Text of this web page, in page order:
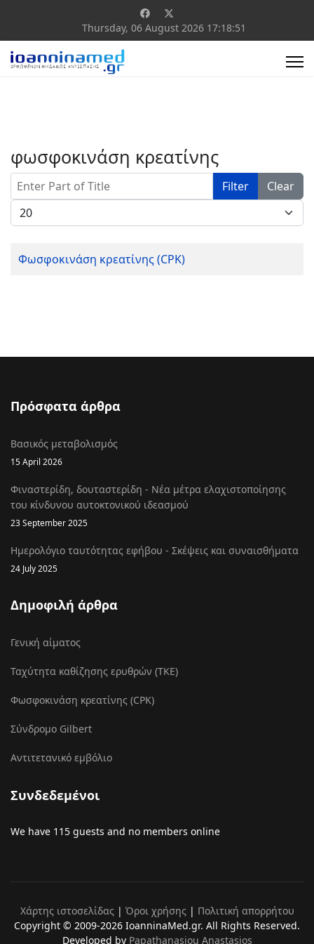
Thursday, 06 August 2026 17:18:51
φωσφοκινάση κρεατίνης
Enter Part of Title Filter
Clear
Display #
Φωσφοκινάση κρεατίνης (CPK)
Πρόσφατα άρθρα
Βασικός μεταβολισμός
15 April 2026
Φιναστερίδη, δουταστερίδη - Νέα μέτρα ελαχιστοποίησης
του κίνδυνου αυτοκτονικού ιδεασμού
23 September 2025
Ημερολόγιο ταυτότητας εφήβου - Σκέψεις και συναισθήματα
24 July 2025
Δημοφιλή άρθρα
Γενική αίματος
Ταχύτητα καθίζησης ερυθρών (ΤΚΕ)
Φωσφοκινάση κρεατίνης (CPK)
Σύνδρομο Gilbert
Αντιτετανικό εμβόλιο
Συνδεδεμένοι
We have 115 guests and no members online
Χάρτης ιστοσελίδας| Όροι χρήσης| Πολιτική απορρήτου
Copyright © 2009-2026 IoanninaMed.gr. All Rights Reserved.
Developed by Papathanasiou Anastasios